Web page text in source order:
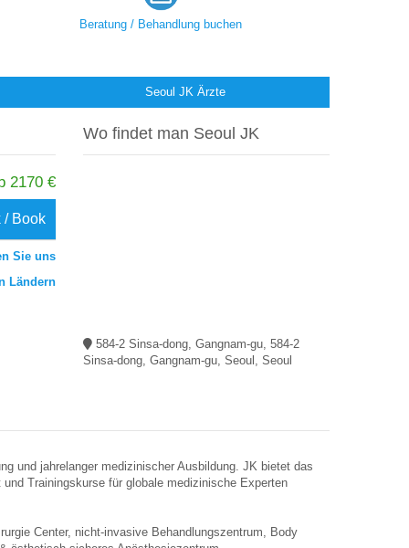
Beratung / Behandlung buchen
2170 €
/ Book
Sie uns
Ländern
Wo findet man Seoul JK
584-2 Sinsa-dong, Gangnam-gu, 584-2
Sinsa-dong, Gangnam-gu, Seoul, Seoul
und jahrelanger medizinischer Ausbildung. JK bietet das
Trainingskurse für globale medizinische Experten
Center, nicht-invasive Behandlungszentrum, Body
Seoul JK Ärzte